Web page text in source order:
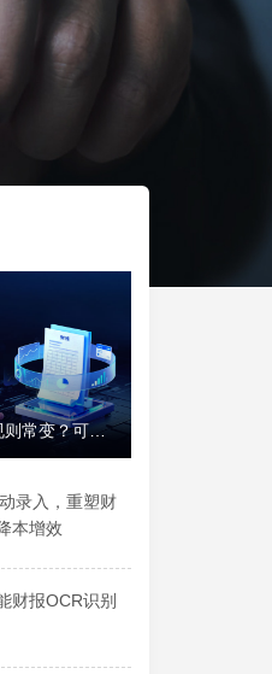
常变？可落
录入，重塑财
本增效
财报OCR识别